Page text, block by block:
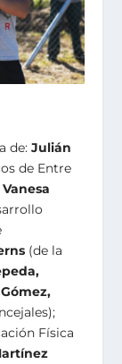
de:Julián
de Entre
Vanesa
(de la
Física